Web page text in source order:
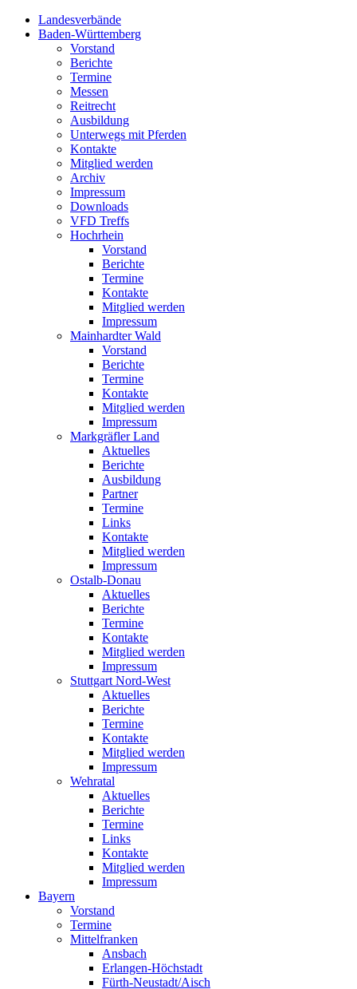
Landesverbände
Baden-Württemberg
Vorstand
Berichte
Termine
Messen
Reitrecht
Ausbildung
Unterwegs mit Pferden
Kontakte
Mitglied werden
Archiv
Impressum
Downloads
VFD Treffs
Hochrhein
Vorstand
Berichte
Termine
Kontakte
Mitglied werden
Impressum
Mainhardter Wald
Vorstand
Berichte
Termine
Kontakte
Mitglied werden
Impressum
Markgräfler Land
Aktuelles
Berichte
Ausbildung
Partner
Termine
Links
Kontakte
Mitglied werden
Impressum
Ostalb-Donau
Aktuelles
Berichte
Termine
Kontakte
Mitglied werden
Impressum
Stuttgart Nord-West
Aktuelles
Berichte
Termine
Kontakte
Mitglied werden
Impressum
Wehratal
Aktuelles
Berichte
Termine
Links
Kontakte
Mitglied werden
Impressum
Bayern
Vorstand
Termine
Mittelfranken
Ansbach
Erlangen-Höchstadt
Fürth-Neustadt/Aisch